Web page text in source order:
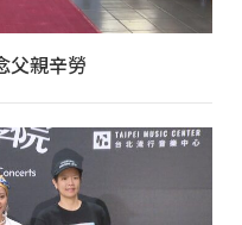
父親辛勞